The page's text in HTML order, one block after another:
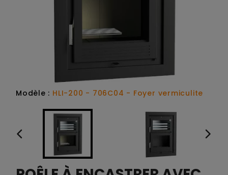
Modèle : HLI-200 - 706C04 - Foyer vermiculite